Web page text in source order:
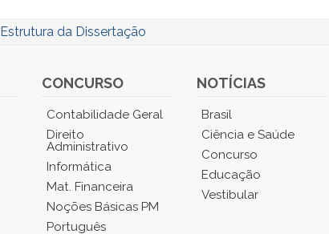
Estrutura da Dissertação
CONCURSO
Contabilidade Geral
Direito
Administrativo
Informática
Mat. Financeira
Noções Básicas PM
Português
NOTÍCIAS
Brasil
Ciência e Saúde
Concurso
Educação
Vestibular